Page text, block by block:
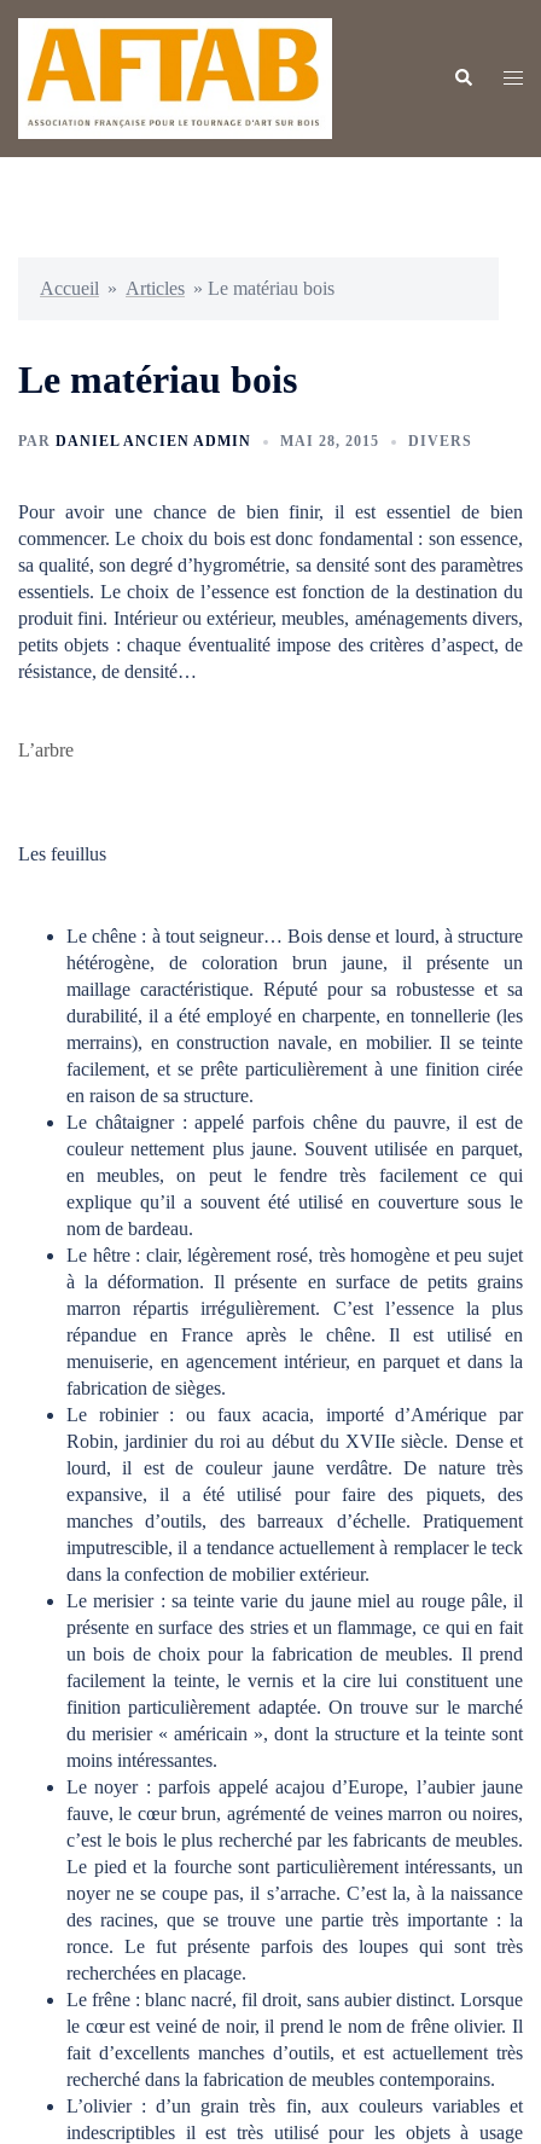
contenu
Rechercher
Accueil » Articles » Le matériau bois
Le matériau bois
PAR DANIEL ANCIEN ADMIN MAI 28, 2015 DIVERS
Pour avoir une chance de bien finir, il est essentiel de bien
commencer. Le choix du bois est donc fondamental : son essence,
sa qualité, son degré d’hygrométrie, sa densité sont des paramètres
essentiels. Le choix de l’essence est fonction de la destination du
produit fini. Intérieur ou extérieur, meubles, aménagements divers,
petits objets : chaque éventualité impose des critères d’aspect, de
résistance, de densité…
L’arbre
Les feuillus
Le chêne : à tout seigneur… Bois dense et lourd, à structure
hétérogène, de coloration brun jaune, il présente un
maillage caractéristique. Réputé pour sa robustesse et sa
durabilité, il a été employé en charpente, en tonnellerie (les
merrains), en construction navale, en mobilier. Il se teinte
facilement, et se prête particulièrement à une finition cirée
en raison de sa structure.
Le châtaigner : appelé parfois chêne du pauvre, il est de
couleur nettement plus jaune. Souvent utilisée en parquet,
en meubles, on peut le fendre très facilement ce qui
explique qu’il a souvent été utilisé en couverture sous le
nom de bardeau.
Le hêtre : clair, légèrement rosé, très homogène et peu sujet
à la déformation. Il présente en surface de petits grains
marron répartis irrégulièrement. C’est l’essence la plus
répandue en France après le chêne. Il est utilisé en
menuiserie, en agencement intérieur, en parquet et dans la
fabrication de sièges.
Le robinier : ou faux acacia, importé d’Amérique par
Robin, jardinier du roi au début du XVIIe siècle. Dense et
lourd, il est de couleur jaune verdâtre. De nature très
expansive, il a été utilisé pour faire des piquets, des
manches d’outils, des barreaux d’échelle. Pratiquement
imputrescible, il a tendance actuellement à remplacer le teck
dans la confection de mobilier extérieur.
Le merisier : sa teinte varie du jaune miel au rouge pâle, il
présente en surface des stries et un flammage, ce qui en fait
un bois de choix pour la fabrication de meubles. Il prend
facilement la teinte, le vernis et la cire lui constituent une
finition particulièrement adaptée. On trouve sur le marché
du merisier « américain », dont la structure et la teinte sont
moins intéressantes.
Le noyer : parfois appelé acajou d’Europe, l’aubier jaune
fauve, le cœur brun, agrémenté de veines marron ou noires,
c’est le bois le plus recherché par les fabricants de meubles.
Le pied et la fourche sont particulièrement intéressants, un
noyer ne se coupe pas, il s’arrache. C’est la, à la naissance
des racines, que se trouve une partie très importante : la
ronce. Le fut présente parfois des loupes qui sont très
recherchées en placage.
Le frêne : blanc nacré, fil droit, sans aubier distinct. Lorsque
le cœur est veiné de noir, il prend le nom de frêne olivier. Il
fait d’excellents manches d’outils, et est actuellement très
recherché dans la fabrication de meubles contemporains.
L’olivier : d’un grain très fin, aux couleurs variables et
indescriptibles il est très utilisé pour les objets à usage